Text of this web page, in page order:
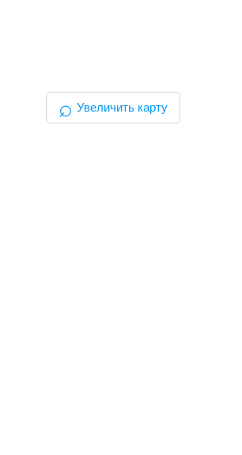
⌕ Увеличить карту